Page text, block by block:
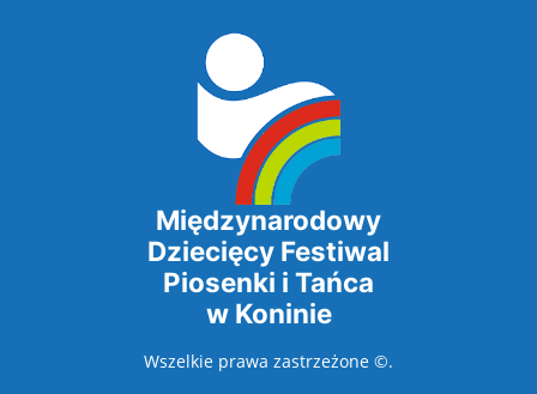
Międzynarodowy
Dziecięcy Festiwal
Piosenki i Tańca
w Koninie
Wszelkie prawa zastrzeżone ©.